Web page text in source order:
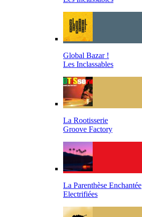
Global Bazar !
Les Inclassables
La Rootisserie
Groove Factory
La Parenthèse Enchantée
Electrifiées